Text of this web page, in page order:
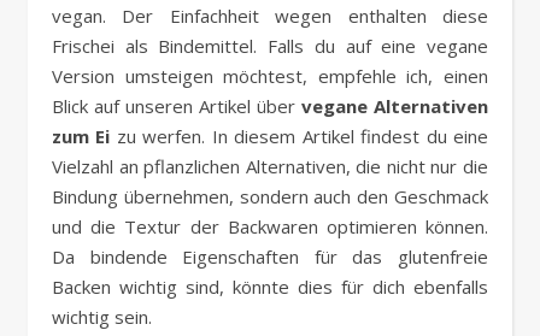
vegan. Der Einfachheit wegen enthalten diese
Frischei als Bindemittel. Falls du auf eine vegane
Version umsteigen möchtest, empfehle ich, einen
Blick auf unseren Artikel über vegane Alternativen
zum Ei zu werfen. In diesem Artikel findest du eine
Vielzahl an pflanzlichen Alternativen, die nicht nur die
Bindung übernehmen, sondern auch den Geschmack
und die Textur der Backwaren optimieren können.
Da bindende Eigenschaften für das glutenfreie
Backen wichtig sind, könnte dies für dich ebenfalls
wichtig sein.